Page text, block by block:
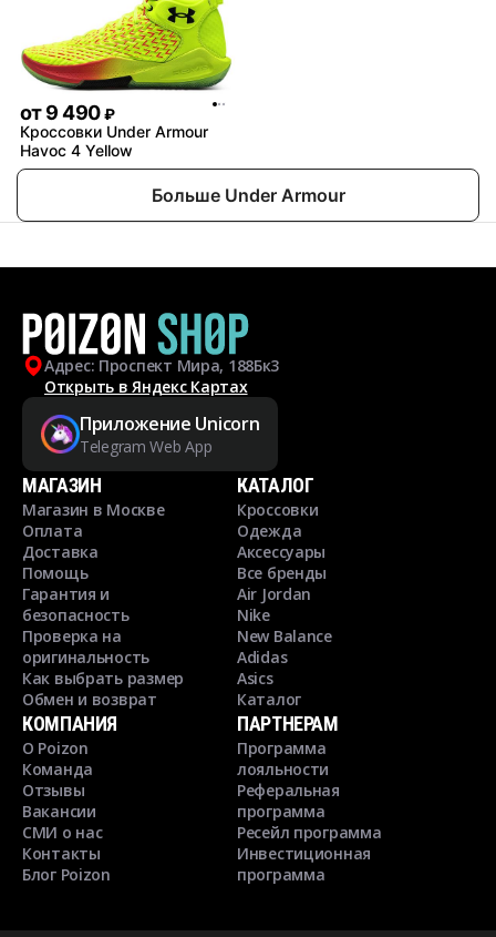
от9 490 ₽
Кроссовки Under Armour
Havoc 4 Yellow
Больше Under Armour
Адрес: Проспект Мира, 188Бк3
Открыть в Яндекс Картах
Приложение Unicorn
Telegram Web App
МАГАЗИН
Магазин в Москве
Оплата
Доставка
Помощь
Гарантия и
безопасность
Проверка на
оригинальность
Как выбрать размер
Обмен и возврат
КАТАЛОГ
Кроссовки
Одежда
Аксессуары
Все бренды
Air Jordan
Nike
New Balance
Adidas
Asics
Каталог
КОМПАНИЯ
О Poizon
Команда
Отзывы
Вакансии
СМИ о нас
Контакты
Блог Poizon
ПАРТНЕРАМ
Программа
лояльности
Реферальная
программа
Ресейл программа
Инвестиционная
программа